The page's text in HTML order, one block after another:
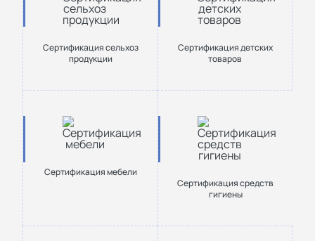
Сертификация сельхоз
продукции
Сертификация детских
товаров
Сертификация мебели
Сертификация средств
гигиены